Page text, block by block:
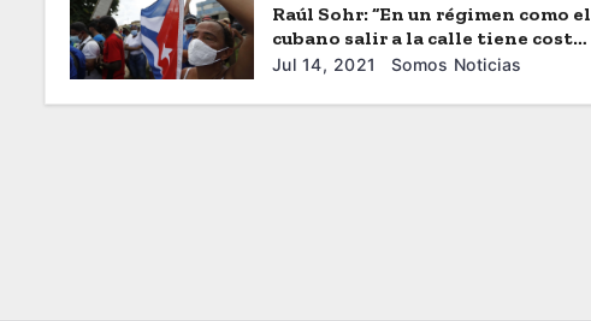
Raúl Sohr: “En un régimen como el
cubano salir a la calle tiene costos
muy altos”
Jul 14, 2021 Somos Noticias